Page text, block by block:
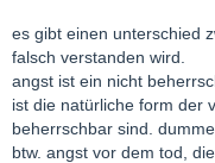
es gibt einen unterschied
falsch verstanden wird.
angst ist ein nicht
ist die natürliche form der
beherrschbar sind.
btw. angst vor dem tod,